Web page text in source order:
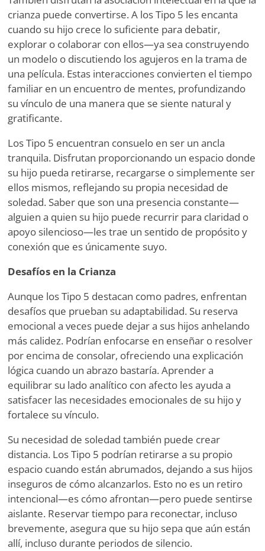
crianza puede convertirse. A los Tipo 5 les encanta
cuando su hijo crece lo suficiente para debatir,
explorar o colaborar con ellos—ya sea construyendo
un modelo o discutiendo los agujeros en la trama de
una película. Estas interacciones convierten el tiempo
familiar en un encuentro de mentes, profundizando
su vínculo de una manera que se siente natural y
gratificante.
Los Tipo 5 encuentran consuelo en ser un ancla
tranquila. Disfrutan proporcionando un espacio donde
su hijo pueda retirarse, recargarse o simplemente ser
ellos mismos, reflejando su propia necesidad de
soledad. Saber que son una presencia constante—
alguien a quien su hijo puede recurrir para claridad o
apoyo silencioso—les trae un sentido de propósito y
conexión que es únicamente suyo.
Desafíos en la Crianza
Aunque los Tipo 5 destacan como padres, enfrentan
desafíos que prueban su adaptabilidad. Su reserva
emocional a veces puede dejar a sus hijos anhelando
más calidez. Podrían enfocarse en enseñar o resolver
por encima de consolar, ofreciendo una explicación
lógica cuando un abrazo bastaría. Aprender a
equilibrar su lado analítico con afecto les ayuda a
satisfacer las necesidades emocionales de su hijo y
fortalece su vínculo.
Su necesidad de soledad también puede crear
distancia. Los Tipo 5 podrían retirarse a su propio
espacio cuando están abrumados, dejando a sus hijos
inseguros de cómo alcanzarlos. Esto no es un retiro
intencional—es cómo afrontan—pero puede sentirse
aislante. Reservar tiempo para reconectar, incluso
brevemente, asegura que su hijo sepa que aún están
allí, incluso durante periodos de silencio.